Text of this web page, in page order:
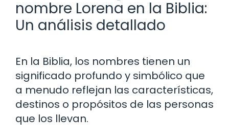
nombre Lorena en la Biblia:
Un análisis detallado
En la Biblia, los nombres tienen un
significado profundo y simbólico que
a menudo reflejan las características,
destinos o propósitos de las personas
que los llevan.